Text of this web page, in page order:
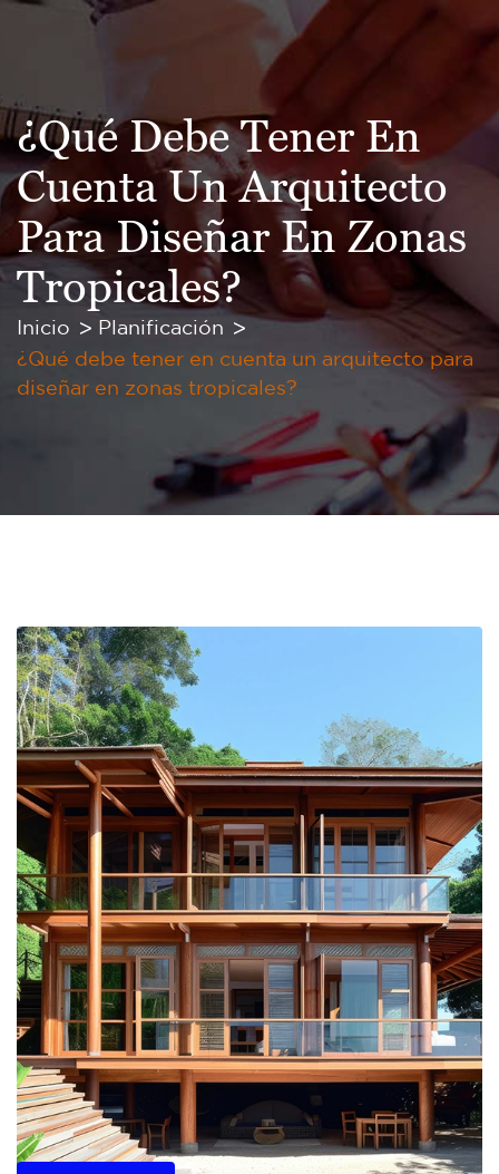
¿Qué Debe Tener En
Cuenta Un Arquitecto
Para Diseñar En Zonas
Tropicales?
Inicio
Planificación
¿Qué debe tener en cuenta un arquitecto para
diseñar en zonas tropicales?